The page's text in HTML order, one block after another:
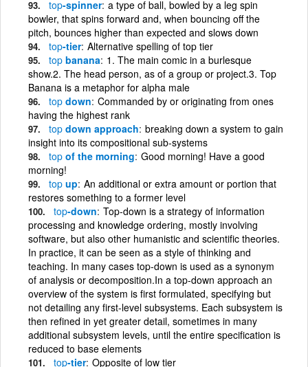
top-spinner a type of ball, bowled by a leg spin
bowler, that spins forward and, when bouncing off the
pitch, bounces higher than expected and slows down
top-tier Alternative spelling of top tier
top banana 1. The main comic in a burlesque
show.2. The head person, as of a group or project.3. Top
Banana is a metaphor for alpha male
top down Commanded by or originating from ones
having the highest rank
top down approach breaking down a system to gain
insight into its compositional sub-systems
top of the morning Good morning! Have a good
morning!
top up An additional or extra amount or portion that
restores something to a former level
top-down Top-down is a strategy of information
processing and knowledge ordering, mostly involving
software, but also other humanistic and scientific theories.
In practice, it can be seen as a style of thinking and
teaching. In many cases top-down is used as a synonym
of analysis or decomposition.In a top-down approach an
overview of the system is first formulated, specifying but
not detailing any first-level subsystems. Each subsystem is
then refined in yet greater detail, sometimes in many
additional subsystem levels, until the entire specification is
reduced to base elements
top-tier Opposite of low tier